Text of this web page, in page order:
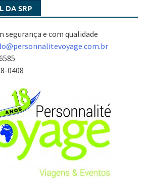
DA SRP
segurança e com qualidade
personnalitevoyage.com.br
0408